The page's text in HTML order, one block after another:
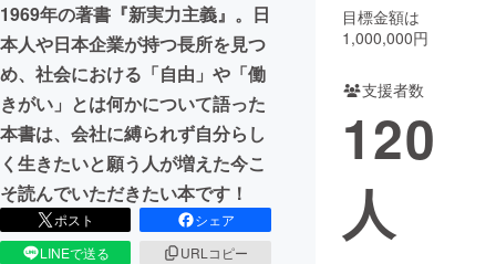
CAMPFIREふるさと納税machi-ya コミュニティ
1969年の著書『新実力主義』。日
本人や日本企業が持つ長所を見つ
め、社会における「自由」や「働
きがい」とは何かについて語った
本書は、会社に縛られず自分らし
く生きたいと願う人が増えた今こ
そ読んでいただきたい本です！
ポスト
シェア
LINEで送る
URLコピー
目標金額は
1,000,000円
支援者数
120
人